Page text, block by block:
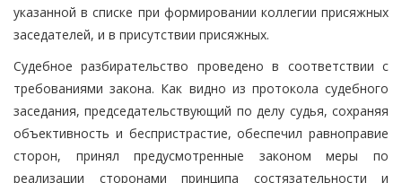
указанной в списке при формировании коллегии присяжных
заседателей, и в присутствии присяжных.
Судебное разбирательство проведено в соответствии с
требованиями закона. Как видно из протокола судебного
заседания, председательствующий по делу судья, сохраняя
объективность и беспристрастие, обеспечил равноправие
сторон, принял предусмотренные законом меры по
реализации сторонами принципа состязательности и